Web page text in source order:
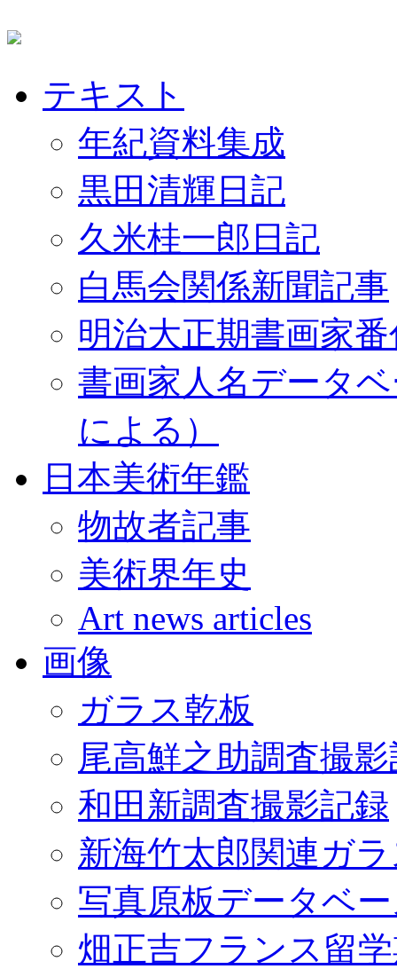
テキスト
年紀資料集成
黒田清輝日記
久米桂一郎日記
白馬会関係新聞記事
明治大正期書画家
書画家人名データ
による）
日本美術年鑑
物故者記事
美術界年史
Art news articles
画像
ガラス乾板
尾高鮮之助調査撮
和田新調査撮影記録
新海竹太郎関連ガ
写真原板データベ
畑正吉フランス留